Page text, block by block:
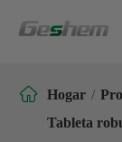
 Hogar
Tableta